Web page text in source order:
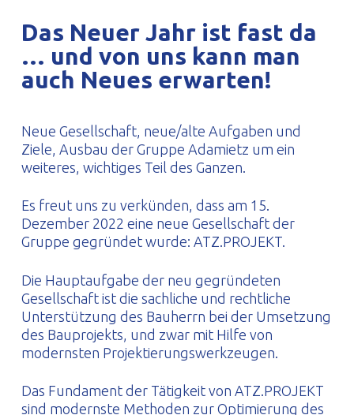
Das Neuer Jahr ist fast da
… und von uns kann man
auch Neues erwarten!
Neue Gesellschaft, neue/alte Aufgaben und
Ziele, Ausbau der Gruppe Adamietz um ein
weiteres, wichtiges Teil des Ganzen.
Es freut uns zu verkünden, dass am 15.
Dezember 2022 eine neue Gesellschaft der
Gruppe gegründet wurde: ATZ.PROJEKT.
Die Hauptaufgabe der neu gegründeten
Gesellschaft ist die sachliche und rechtliche
Unterstützung des Bauherrn bei der Umsetzung
des Bauprojekts, und zwar mit Hilfe von
modernsten Projektierungswerkzeugen.
Das Fundament der Tätigkeit von ATZ.PROJEKT
sind modernste Methoden zur Optimierung des